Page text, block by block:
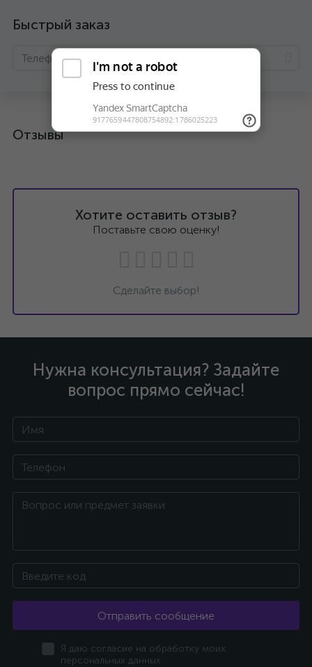
Быстрый заказ
Отзывы
Хотите оставить отзыв?
Поставьте свою оценку!
Сделайте выбор!
Нужна консультация? Задайте
вопрос прямо сейчас!
Отправить сообщение
Я даю согласие на обработку моих
персональных данных